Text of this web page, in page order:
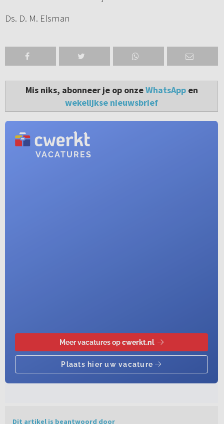
Ds. D. M. Elsman
Mis niks, abonneer je op onzeWhatsAppen
wekelijkse nieuwsbrief
Dit artikel is beantwoord door